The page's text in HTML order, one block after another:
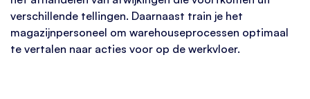
verschillende tellingen. Daarnaast train je het
magazijnpersoneel om warehouseprocessen optimaal
te vertalen naar acties voor op de werkvloer.